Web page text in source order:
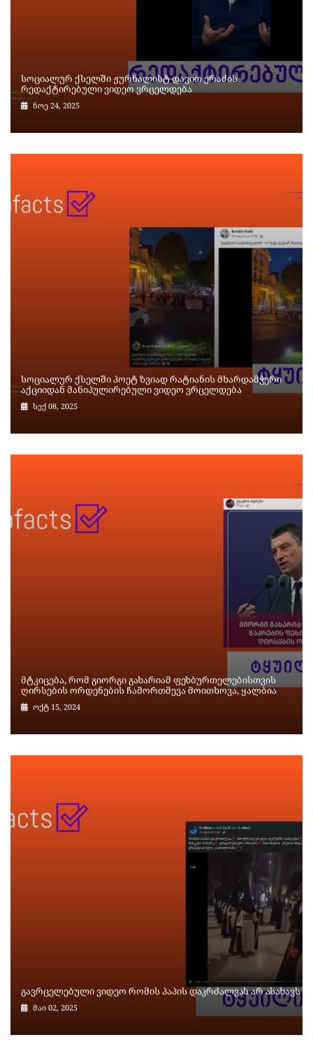
სოციალურ ქსელში ჟურნალისტ დავით ერაძის
რედაქტირებული ვიდეო ვრცელდება
ნოე 24, 2025
სოციალურ ქსელში პოეტ ზვიად რატიანის მხარდამჭერი
აქციიდან მანიპულირებული ვიდეო ვრცელდება
სექ 08, 2025
მტკიცება, რომ გიორგი გახარიამ ფეხბურთელებისთვის
ღირსების ორდენების ჩამორთმევა მოითხოვა, ყალბია
ოქტ 15, 2024
გავრცელებული ვიდეო რომის პაპის დაკრძალვას არ ასახავს
მაი 02, 2025